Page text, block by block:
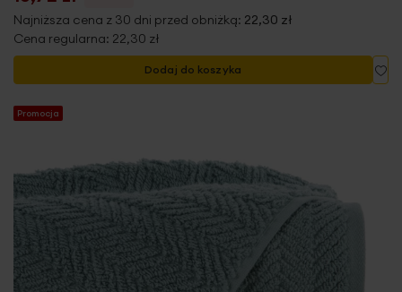
Najniższa cena z 30 dni przed obniżką: 22,30 zł
Cena regularna: 22,30 zł
Dodaj do koszyka
Promocja